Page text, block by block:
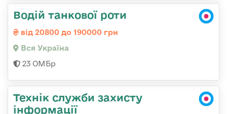
Водій танкової роти
від 20800 до 190000 грн
Вся Україна
23 ОМБр
Технік служби захисту
інформації